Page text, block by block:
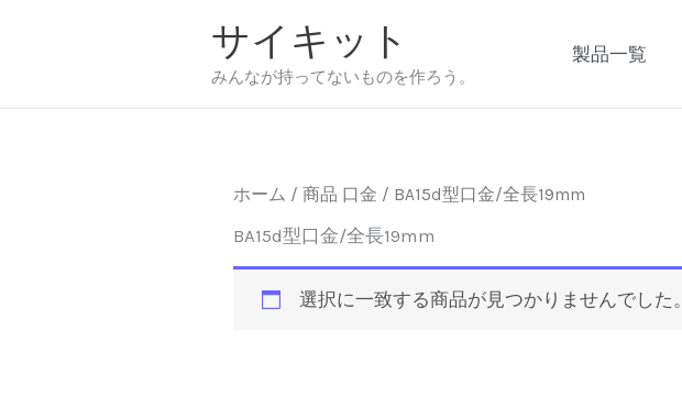
キ
サイキット
みんなが持ってないものを作ろう。
製品一覧
ホーム / 商品 口金 / BA15d型口金/全長19mm
BA15d型口金/全長19mm
選択に一致する商品が見つかりませんでした。